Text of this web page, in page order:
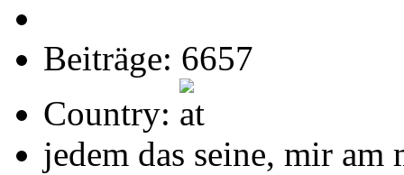
Beiträge: 6657
Country:
jedem das seine, mir am